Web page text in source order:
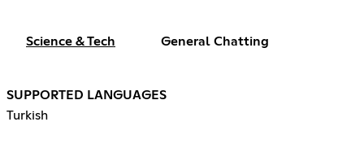
Science & Tech General Chatting
SUPPORTED LANGUAGES
Turkish